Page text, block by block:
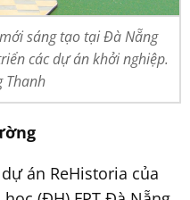
sáng tạo tại Đà Nẵng
các dự án khởi nghiệp.
Thanh
án ReHistoria của